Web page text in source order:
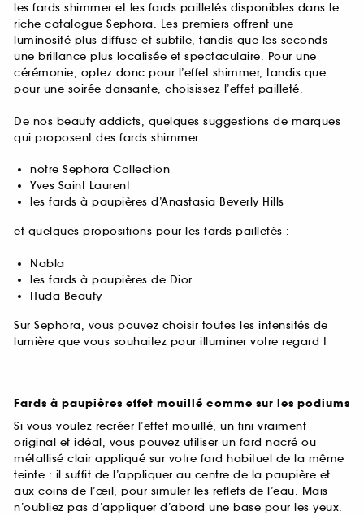
les fards shimmer et les fards pailletés disponibles dans le
riche catalogue Sephora. Les premiers offrent une
luminosité plus diffuse et subtile, tandis que les seconds
une brillance plus localisée et spectaculaire. Pour une
cérémonie, optez donc pour l’effet shimmer, tandis que
pour une soirée dansante, choisissez l’effet pailleté.
De nos beauty addicts, quelques suggestions de marques
qui proposent des fards shimmer :
notre Sephora Collection
Yves Saint Laurent
les fards à paupières d’Anastasia Beverly Hills
et quelques propositions pour les fards pailletés :
Nabla
les fards à paupières de Dior
Huda Beauty
Sur Sephora, vous pouvez choisir toutes les intensités de
lumière que vous souhaitez pour illuminer votre regard !
Fards à paupières effet mouillé comme sur les podiums
Si vous voulez recréer l’effet mouillé, un fini vraiment
original et idéal, vous pouvez utiliser un fard nacré ou
métallisé clair appliqué sur votre fard habituel de la même
teinte : il suffit de l’appliquer au centre de la paupière et
aux coins de l’œil, pour simuler les reflets de l’eau. Mais
n’oubliez pas d’appliquer d’abord une base pour les yeux.